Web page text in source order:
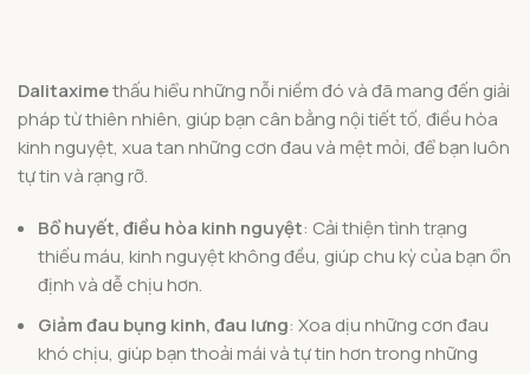
Dalitaximethấu hiểu những nỗi niềm đó và đã mang đến giải
pháp từ thiên nhiên, giúp bạn cân bằng nội tiết tố, điều hòa
kinh nguyệt, xua tan những cơn đau và mệt mỏi, để bạn luôn
tự tin và rạng rỡ.
Bổ huyết, điều hòa kinh nguyệt: Cải thiện tình trạng
thiếu máu, kinh nguyệt không đều, giúp chu kỳ của bạn ổn
định và dễ chịu hơn.
Giảm đau bụng kinh, đau lưng: Xoa dịu những cơn đau
khó chịu, giúp bạn thoải mái và tự tin hơn trong những